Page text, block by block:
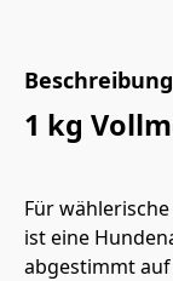
Beschreibung
1 kg
Für
ist eine
abgestimmt